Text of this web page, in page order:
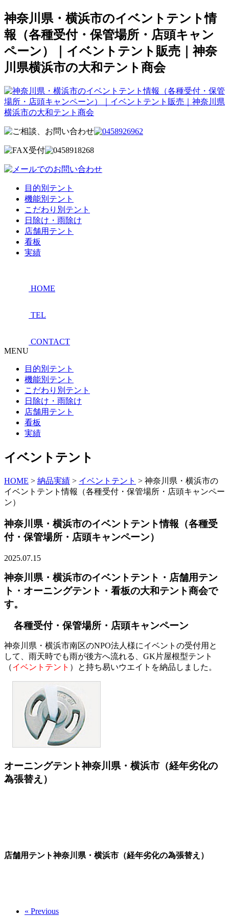
神奈川県・横浜市のイベントテント情
報（各種受付・保管場所・店頭キャン
ペーン）｜イベントテント販売｜神奈
川県横浜市の大和テント商会
目的別テント
機能別テント
こだわり別テント
日除け・雨除け
店舗用テント
看板
実績
HOME
TEL
CONTACT
MENU
目的別テント
機能別テント
こだわり別テント
日除け・雨除け
店舗用テント
看板
実績
イベントテント
HOME > 納品実績 > イベントテント > 神奈川県・横浜市の
イベントテント情報（各種受付・保管場所・店頭キャンペー
ン）
神奈川県・横浜市のイベントテント情報（各種受
付・保管場所・店頭キャンペーン）
2025.07.15
神奈川県・横浜市のイベントテント・店舗用テン
ト・オーニングテント・看板の大和テント商会で
す。
各種受付・保管場所・店頭キャンペーン
神奈川県・横浜市南区のNPO法人様にイベントの受付用と
して、雨天時でも雨が後方へ流れる、GK片屋根型テント
（イベントテント ）と持ち易いウエイトを納品しました。
オーニングテント神奈川県・横浜市（経年劣化の
為張替え）
店舗用テント神奈川県・横浜市（経年劣化の為張替え）
« Previous